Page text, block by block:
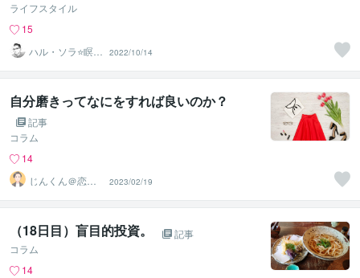
ライフスタイル
15
ハル・ソラ⭐️瞑想
と心の案内人
2022/10/14
自分磨きってなにをすれば良いのか？
記事
コラム
14
じんくん＠恋愛
分析・設計する
アドバイザー
2023/02/19
（18日目）盲目的投資。
記事
コラム
14